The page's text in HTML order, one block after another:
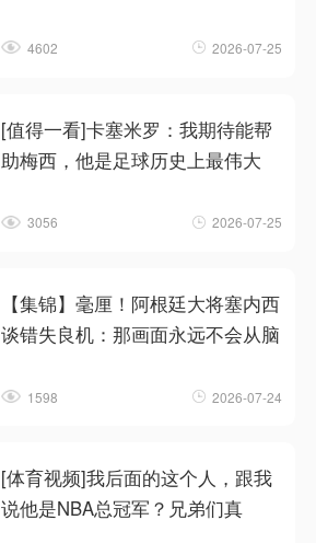
4602 2026-07-25
[值得一看]卡塞米罗：我期待能帮
助梅西，他是足球历史上最伟大
3056 2026-07-25
【集锦】毫厘！阿根廷大将塞内西
谈错失良机：那画面永远不会从脑
1598 2026-07-24
[体育视频]我后面的这个人，跟我
说他是NBA总冠军？兄弟们真